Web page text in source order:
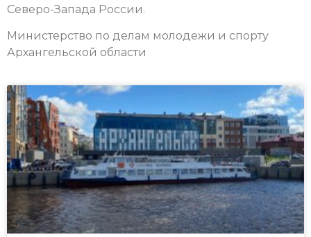
Северо-Запада России.
Министерство по делам молодежи и спорту
Архангельской области